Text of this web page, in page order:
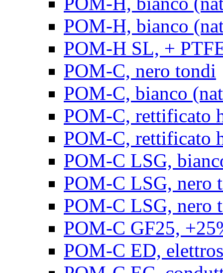
POM-H, bianco
POM-H SL, +
POM-C, nero tondi
POM-C, bianco
POM-C, rettificato
POM-C, rettificato
POM-C LSG,
POM-C LSG, nero
POM-C LSG, nero
POM-C GF25,
POM-C ED,